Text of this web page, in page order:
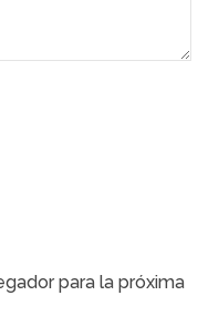
para la próxima